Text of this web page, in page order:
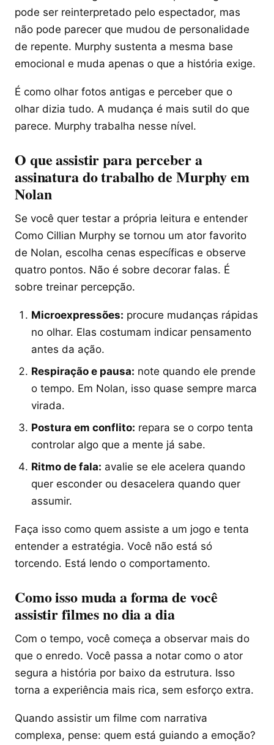
pode ser reinterpretado pelo espectador, mas
não pode parecer que mudou de personalidade
de repente. Murphy sustenta a mesma base
emocional e muda apenas o que a história exige.
É como olhar fotos antigas e perceber que o
olhar dizia tudo. A mudança é mais sutil do que
parece. Murphy trabalha nesse nível.
O que assistir para perceber a
assinatura do trabalho de Murphy em
Nolan
Se você quer testar a própria leitura e entender
Como Cillian Murphy se tornou um ator favorito
de Nolan, escolha cenas específicas e observe
quatro pontos. Não é sobre decorar falas. É
sobre treinar percepção.
Microexpressões: procure mudanças rápidas
no olhar. Elas costumam indicar pensamento
antes da ação.
Respiração e pausa: note quando ele prende
o tempo. Em Nolan, isso quase sempre marca
virada.
Postura em conflito: repara se o corpo tenta
controlar algo que a mente já sabe.
Ritmo de fala: avalie se ele acelera quando
quer esconder ou desacelera quando quer
assumir.
Faça isso como quem assiste a um jogo e tenta
entender a estratégia. Você não está só
torcendo. Está lendo o comportamento.
Como isso muda a forma de você
assistir filmes no dia a dia
Com o tempo, você começa a observar mais do
que o enredo. Você passa a notar como o ator
segura a história por baixo da estrutura. Isso
torna a experiência mais rica, sem esforço extra.
Quando assistir um filme com narrativa
complexa, pense: quem está guiando a emoção?